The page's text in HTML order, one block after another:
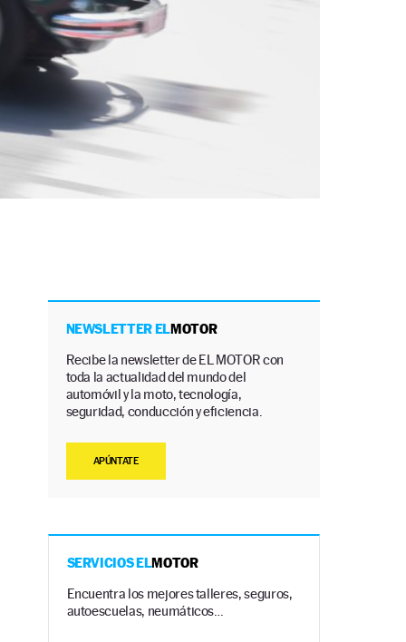
NEWSLETTER ELMOTOR
Recibe la newsletter de EL MOTOR con
toda la actualidad del mundo del
automóvil y la moto, tecnología,
seguridad, conducción y eficiencia.
APÚNTATE
SERVICIOS ELMOTOR
Encuentra los mejores talleres, seguros,
autoescuelas, neumáticos…